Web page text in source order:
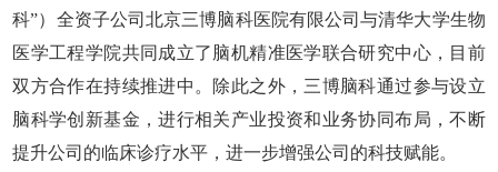
科”）全资子公司北京三博脑科医院有限公司与清华大学生物
医学工程学院共同成立了脑机精准医学联合研究中心，目前
双方合作在持续推进中。除此之外，三博脑科通过参与设立
脑科学创新基金，进行相关产业投资和业务协同布局，不断
提升公司的临床诊疗水平，进一步增强公司的科技赋能。